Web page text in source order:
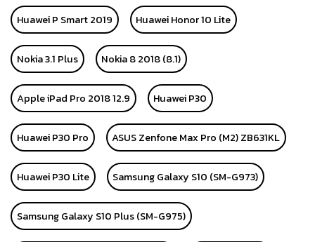
Huawei P Smart 2019 Huawei Honor 10 Lite
Nokia 3.1 Plus Nokia 8 2018 (8.1)
Apple iPad Pro 2018 12.9 Huawei P30
Huawei P30 Pro ASUS Zenfone Max Pro (M2) ZB631KL
Huawei P30 Lite Samsung Galaxy S10 (SM-G973)
Samsung Galaxy S10 Plus (SM-G975)